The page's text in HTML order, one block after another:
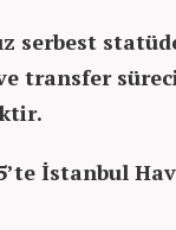
serbest
transfer
İstanbul